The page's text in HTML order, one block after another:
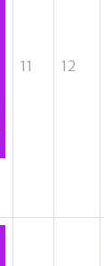
11 12